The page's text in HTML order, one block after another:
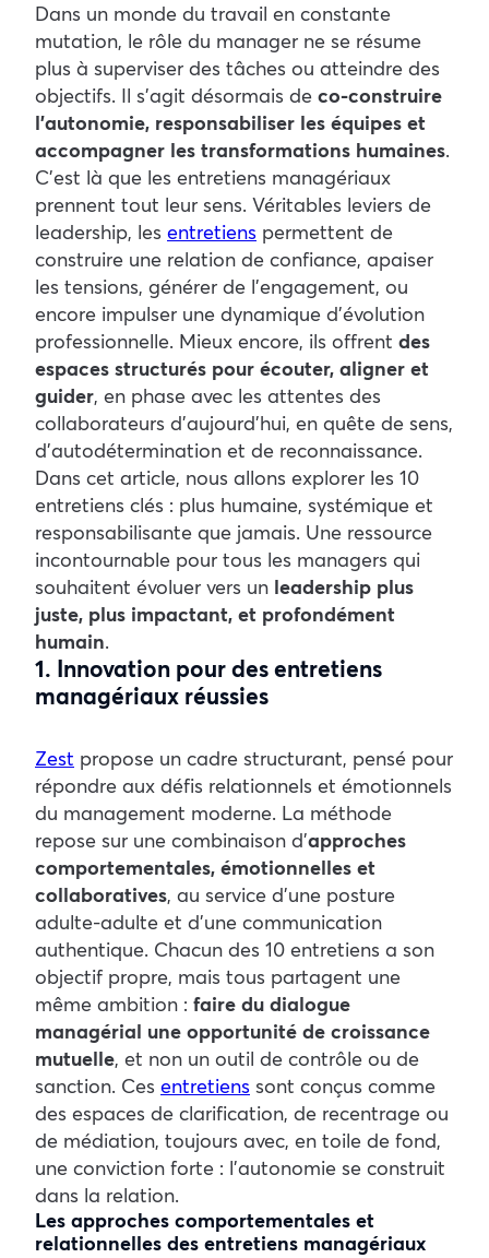
Dans un monde du travail en constante
mutation, le rôle du manager ne se résume
plus à superviser des tâches ou atteindre des
objectifs. Il s’agit désormais de co-construire
l’autonomie, responsabiliser les équipes et
accompagner les transformations humaines.
C’est là que les entretiens managériaux
prennent tout leur sens. Véritables leviers de
leadership, les entretiens permettent de
construire une relation de confiance, apaiser
les tensions, générer de l’engagement, ou
encore impulser une dynamique d’évolution
professionnelle. Mieux encore, ils offrent des
espaces structurés pour écouter, aligner et
guider, en phase avec les attentes des
collaborateurs d’aujourd’hui, en quête de sens,
d’autodétermination et de reconnaissance.
Dans cet article, nous allons explorer les 10
entretiens clés : plus humaine, systémique et
responsabilisante que jamais. Une ressource
incontournable pour tous les managers qui
souhaitent évoluer vers un leadership plus
juste, plus impactant, et profondément
humain.
1. Innovation pour des entretiens
managériaux réussies
Zest propose un cadre structurant, pensé pour
répondre aux défis relationnels et émotionnels
du management moderne. La méthode
repose sur une combinaison d’approches
comportementales, émotionnelles et
collaboratives, au service d’une posture
adulte-adulte et d’une communication
authentique. Chacun des 10 entretiens a son
objectif propre, mais tous partagent une
même ambition : faire du dialogue
managérial une opportunité de croissance
mutuelle, et non un outil de contrôle ou de
sanction. Ces entretiens sont conçus comme
des espaces de clarification, de recentrage ou
de médiation, toujours avec, en toile de fond,
une conviction forte : l’autonomie se construit
dans la relation.
Les approches comportementales et
relationnelles des entretiens managériaux